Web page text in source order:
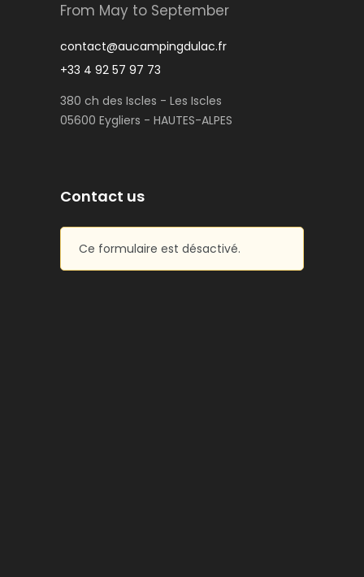
From May to September
contact@aucampingdulac.fr
+33 4 92 57 97 73
380 ch des Iscles - Les Iscles
05600 Eygliers - HAUTES-ALPES
Contact us
Ce formulaire est désactivé.